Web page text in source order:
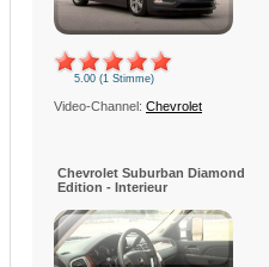
5.00 (1 Stimme)
Video-Channel: Chevrolet
Chevrolet Suburban Diamond
Edition - Interieur